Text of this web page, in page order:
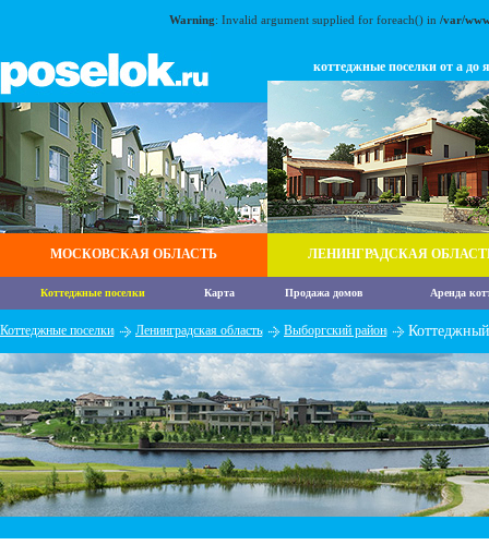
Warning: Invalid argument supplied for foreach() in /var/
МОСКОВСКАЯ ОБЛАСТЬ
коттеджные поселки от а до я
ЛЕНИНГРАДСКАЯ
Коттеджные поселки Карта Продажа домов Аренда
Коттеджные поселки Ленинградская область Выборгский район